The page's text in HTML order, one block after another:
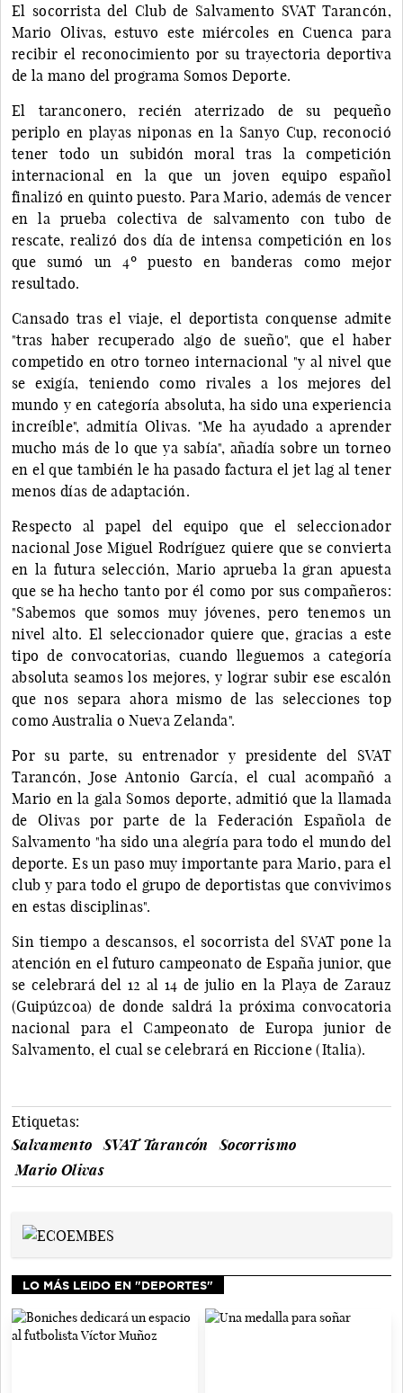
El socorrista del Club de Salvamento SVAT Tarancón,
Mario Olivas, estuvo este miércoles en Cuenca para
recibir el reconocimiento por su trayectoria deportiva
de la mano del programa Somos Deporte.
El taranconero, recién aterrizado de su pequeño
periplo en playas niponas en la Sanyo Cup, reconoció
tener todo un subidón moral tras la competición
internacional en la que un joven equipo español
finalizó en quinto puesto. Para Mario, además de vencer
en la prueba colectiva de salvamento con tubo de
rescate, realizó dos día de intensa competición en los
que sumó un 4º puesto en banderas como mejor
resultado.
Cansado tras el viaje, el deportista conquense admite
"tras haber recuperado algo de sueño", que el haber
competido en otro torneo internacional "y al nivel que
se exigía, teniendo como rivales a los mejores del
mundo y en categoría absoluta, ha sido una experiencia
increíble", admitía Olivas. "Me ha ayudado a aprender
mucho más de lo que ya sabía", añadía sobre un torneo
en el que también le ha pasado factura el jet lag al tener
menos días de adaptación.
Respecto al papel del equipo que el seleccionador
nacional Jose Miguel Rodríguez quiere que se convierta
en la futura selección, Mario aprueba la gran apuesta
que se ha hecho tanto por él como por sus compañeros:
"Sabemos que somos muy jóvenes, pero tenemos un
nivel alto. El seleccionador quiere que, gracias a este
tipo de convocatorias, cuando lleguemos a categoría
absoluta seamos los mejores, y lograr subir ese escalón
que nos separa ahora mismo de las selecciones top
como Australia o Nueva Zelanda".
Por su parte, su entrenador y presidente del SVAT
Tarancón, Jose Antonio García, el cual acompañó a
Mario en la gala Somos deporte, admitió que la llamada
de Olivas por parte de la Federación Española de
Salvamento "ha sido una alegría para todo el mundo del
deporte. Es un paso muy importante para Mario, para el
club y para todo el grupo de deportistas que convivimos
en estas disciplinas".
Sin tiempo a descansos, el socorrista del SVAT pone la
atención en el futuro campeonato de España junior, que
se celebrará del 12 al 14 de julio en la Playa de Zarauz
(Guipúzcoa) de donde saldrá la próxima convocatoria
nacional para el Campeonato de Europa junior de
Salvamento, el cual se celebrará en Riccione (Italia).
Etiquetas:
Salvamento
SVAT Tarancón
Socorrismo
Mario Olivas
LO MÁS LEIDO EN "DEPORTES"